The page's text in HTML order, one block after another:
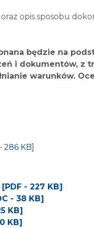
opis sposobu
będzie na
i dokumentów, z
warunków.
KB]
- 227 KB]
- 38 KB]
KB]
KB]